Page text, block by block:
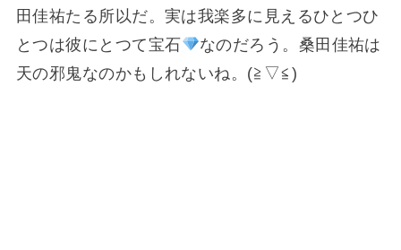
田佳祐たる所以だ。実は我楽多に見えるひとつひ
とつは彼にとつて宝石
なのだろう。桑田佳祐は
天の邪鬼なのかもしれないね。(⁠≧⁠▽⁠≦⁠)